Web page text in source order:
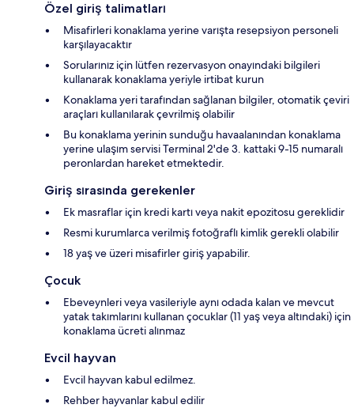
Özel giriş talimatları
Misafirleri konaklama yerine varışta resepsiyon personeli
karşılayacaktır
Sorularınız için lütfen rezervasyon onayındaki bilgileri
kullanarak konaklama yeriyle irtibat kurun
Konaklama yeri tarafından sağlanan bilgiler, otomatik çeviri
araçları kullanılarak çevrilmiş olabilir
Bu konaklama yerinin sunduğu havaalanından konaklama
yerine ulaşım servisi Terminal 2'de 3. kattaki 9-15 numaralı
peronlardan hareket etmektedir.
Giriş sırasında gerekenler
Ek masraflar için kredi kartı veya nakit epozitosu gereklidir
Resmi kurumlarca verilmiş fotoğraflı kimlik gerekli olabilir
18 yaş ve üzeri misafirler giriş yapabilir.
Çocuk
Ebeveynleri veya vasileriyle aynı odada kalan ve mevcut
yatak takımlarını kullanan çocuklar (11 yaş veya altındaki) için
konaklama ücreti alınmaz
Evcil hayvan
Evcil hayvan kabul edilmez.
Rehber hayvanlar kabul edilir